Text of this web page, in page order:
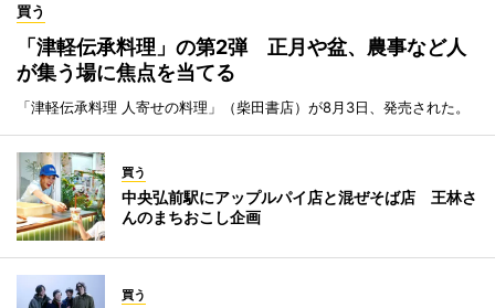
買う
「津軽伝承料理」の第2弾 正月や盆、農事など人
が集う場に焦点を当てる
「津軽伝承料理 人寄せの料理」（柴田書店）が8月3日、発売された。
買う
中央弘前駅にアップルパイ店と混ぜそば店 王林さ
んのまちおこし企画
買う